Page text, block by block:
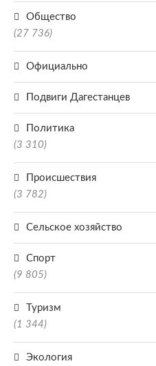
Общество
(27 736)
Официально
Подвиги Дагестанцев
Политика
(3 310)
Происшествия
(3 782)
Сельское хозяйство
Спорт
(9 805)
Туризм
(1 344)
Экология